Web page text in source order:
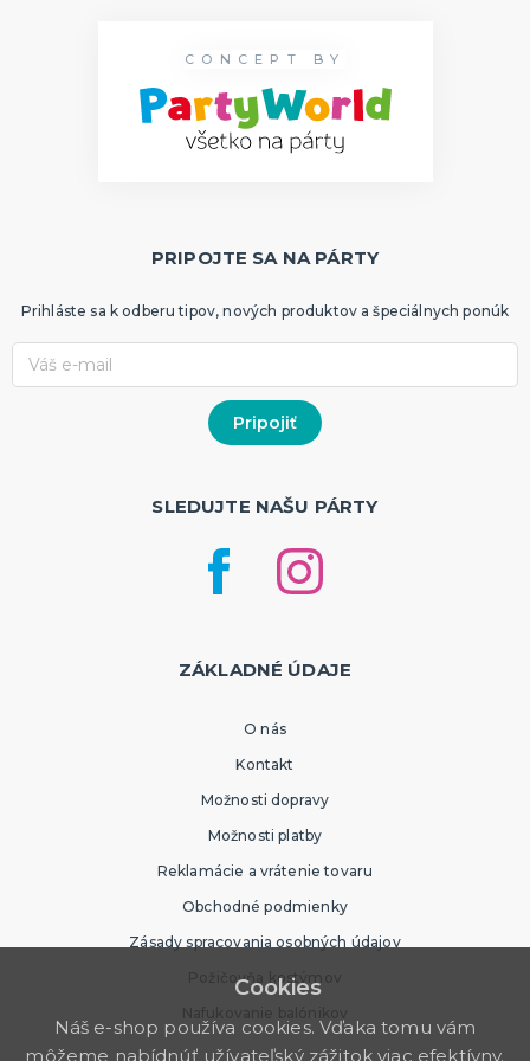
Halloweenske kostýmy
Halloweensky make-up, líčenie a ďalšie
Doplnky na Halloween
CONCEPT BY
PRIPOJTE SA NA PÁRTY
Prihláste sa k odberu tipov, nových produktov a špeciálnych ponúk
SLEDUJTE NAŠU PÁRTY
ZÁKLADNÉ ÚDAJE
O nás
Kontakt
Možnosti dopravy
Možnosti platby
Reklamácie a vrátenie tovaru
Obchodné podmienky
Zásady spracovania osobných údajov
Požičovňa kostýmov
Nafukovanie balónikov
Cookies
Náš e-shop používa cookies. Vďaka tomu vám
môžeme nabídnúť užívateľský zážitok viac efektívny.